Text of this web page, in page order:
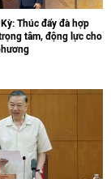
Thúc đẩy đà hợp
tâm, động lực cho